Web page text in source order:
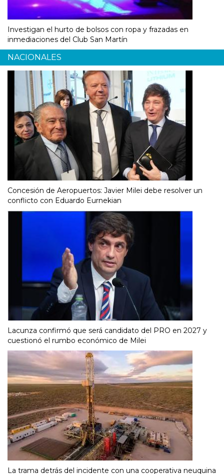
Investigan el hurto de bolsos con ropa y frazadas en
inmediaciones del Club San Martín
NACIONALES
Concesión de Aeropuertos: Javier Milei debe resolver un
conflicto con Eduardo Eurnekian
Lacunza confirmó que será candidato del PRO en 2027 y
cuestionó el rumbo económico de Milei
La trama detrás del incidente con una cooperativa neuquina